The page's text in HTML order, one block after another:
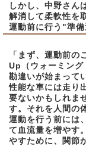
しかし、中野さん
解消して柔軟性を
運動前に行う"準
「まず、運動前
Up（ウォーミング
勘違いが始まって
性能な車には走り
要ないかもしれま
す。それを人間の
運動を行う前には
て血流量を増やす
やすために、関節